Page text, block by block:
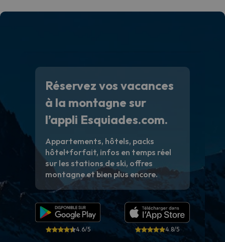
Réservez vos vacances
à la montagne sur
l’appli Esquiades.com.
Appartements, hôtels, packs
hôtel+forfait, infos en temps réel
sur les stations de ski, offres
montagne et bien plus encore.
4.6/5 4.8/5